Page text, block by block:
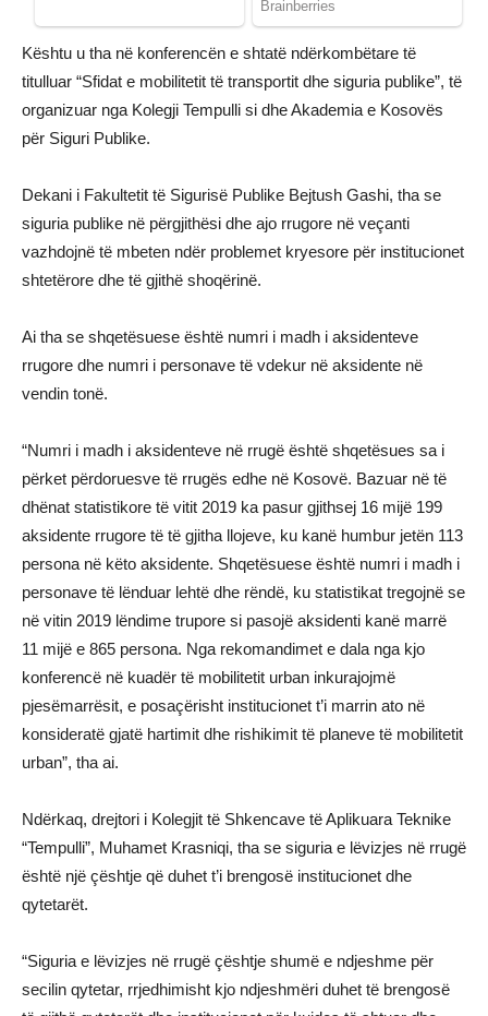
Kështu u tha në konferencën e shtatë ndërkombëtare të
titulluar “Sfidat e mobilitetit të transportit dhe siguria publike”, të
organizuar nga Kolegji Tempulli si dhe Akademia e Kosovës
për Siguri Publike.
Dekani i Fakultetit të Sigurisë Publike Bejtush Gashi, tha se
siguria publike në përgjithësi dhe ajo rrugore në veçanti
vazhdojnë të mbeten ndër problemet kryesore për institucionet
shtetërore dhe të gjithë shoqërinë.
Ai tha se shqetësuese është numri i madh i aksidenteve
rrugore dhe numri i personave të vdekur në aksidente në
vendin tonë.
“Numri i madh i aksidenteve në rrugë është shqetësues sa i
përket përdoruesve të rrugës edhe në Kosovë. Bazuar në të
dhënat statistikore të vitit 2019 ka pasur gjithsej 16 mijë 199
aksidente rrugore të të gjitha llojeve, ku kanë humbur jetën 113
persona në këto aksidente. Shqetësuese është numri i madh i
personave të lënduar lehtë dhe rëndë, ku statistikat tregojnë se
në vitin 2019 lëndime trupore si pasojë aksidenti kanë marrë
11 mijë e 865 persona. Nga rekomandimet e dala nga kjo
konferencë në kuadër të mobilitetit urban inkurajojmë
pjesëmarrësit, e posaçërisht institucionet t’i marrin ato në
konsideratë gjatë hartimit dhe rishikimit të planeve të mobilitetit
urban”, tha ai.
Ndërkaq, drejtori i Kolegjit të Shkencave të Aplikuara Teknike
“Tempulli”, Muhamet Krasniqi, tha se siguria e lëvizjes në rrugë
është një çështje që duhet t’i brengosë institucionet dhe
qytetarët.
“Siguria e lëvizjes në rrugë çështje shumë e ndjeshme për
secilin qytetar, rrjedhimisht kjo ndjeshmëri duhet të brengosë